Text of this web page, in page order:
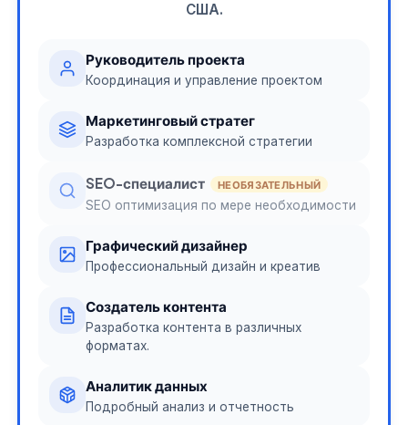
США.
Руководитель проекта
Координация и управление проектом
Маркетинговый стратег
Разработка комплексной стратегии
SEO-специалист НЕОБЯЗАТЕЛЬНЫЙ
SEO оптимизация по мере необходимости
Графический дизайнер
Профессиональный дизайн и креатив
Создатель контента
Разработка контента в различных
форматах.
Аналитик данных
Подробный анализ и отчетность